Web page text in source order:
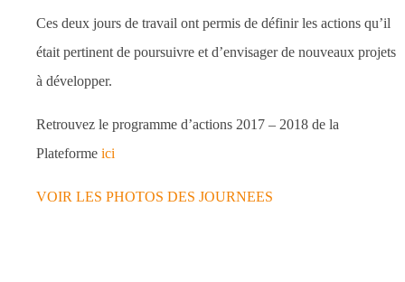
Ces deux jours de travail ont permis de définir les actions qu’il
était pertinent de poursuivre et d’envisager de nouveaux projets
à développer.
Retrouvez le programme d’actions 2017 – 2018 de la
Plateforme ici
VOIR LES PHOTOS DES JOURNEES